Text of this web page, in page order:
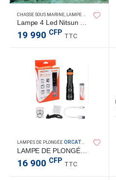
CHASSE SOUS MARINE, LAMPE TORCHE ,
Lampe 4 Led Nitsun ND51
19 990 CFP TTC
LAMPES DE PLONGÉEORCATORCH
LAMPE DE PLONGÉE D530V 1200L
16 900 CFP TTC